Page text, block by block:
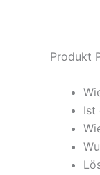
Produkt
Ist